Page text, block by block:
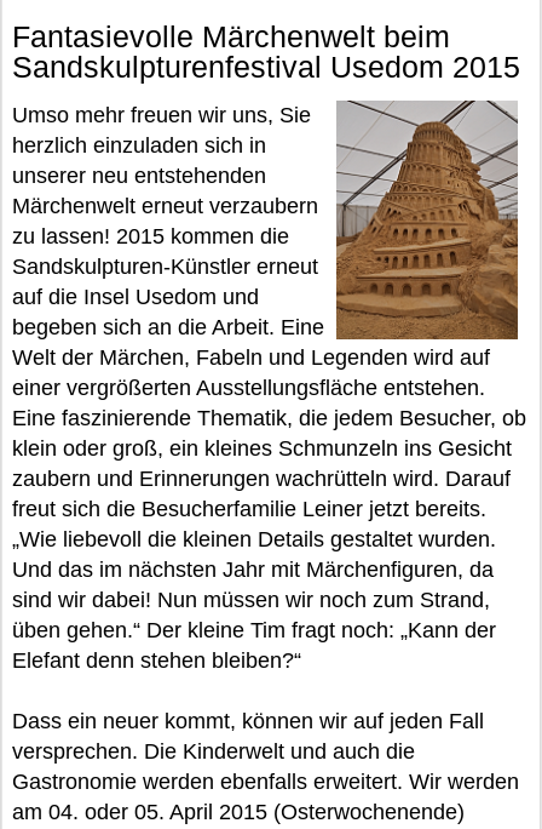
Fantasievolle Märchenwelt beim
Sandskulpturenfestival Usedom 2015
Umso mehr freuen wir uns, Sie
herzlich einzuladen sich in
unserer neu entstehenden
Märchenwelt erneut verzaubern
zu lassen! 2015 kommen die
Sandskulpturen-Künstler erneut
auf die Insel Usedom und
begeben sich an die Arbeit. Eine
Welt der Märchen, Fabeln und Legenden wird auf
einer vergrößerten Ausstellungsfläche entstehen.
Eine faszinierende Thematik, die jedem Besucher, ob
klein oder groß, ein kleines Schmunzeln ins Gesicht
zaubern und Erinnerungen wachrütteln wird. Darauf
freut sich die Besucherfamilie Leiner jetzt bereits.
„Wie liebevoll die kleinen Details gestaltet wurden.
Und das im nächsten Jahr mit Märchenfiguren, da
sind wir dabei! Nun müssen wir noch zum Strand,
üben gehen.“ Der kleine Tim fragt noch: „Kann der
Elefant denn stehen bleiben?“
Dass ein neuer kommt, können wir auf jeden Fall
versprechen. Die Kinderwelt und auch die
Gastronomie werden ebenfalls erweitert. Wir werden
am 04. oder 05. April 2015 (Osterwochenende)